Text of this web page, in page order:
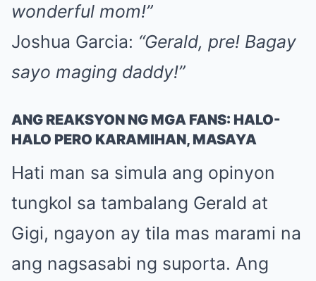
wonderful mom!”
Joshua Garcia: “Gerald, pre! Bagay
sayo maging daddy!”
ANG REAKSYON NG MGA FANS: HALO-
HALO PERO KARAMIHAN, MASAYA
Hati man sa simula ang opinyon
tungkol sa tambalang Gerald at
Gigi, ngayon ay tila mas marami na
ang nagsasabi ng suporta. Ang